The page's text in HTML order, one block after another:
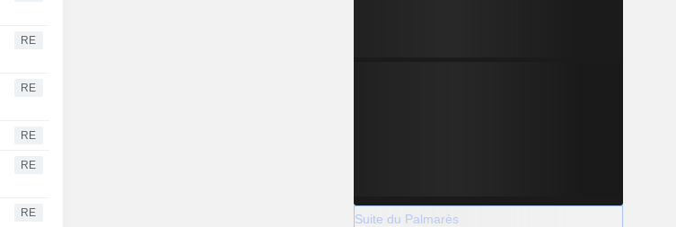
RE
RE
RE
RE
RE Suite du Palmarès